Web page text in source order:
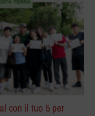
con il tuo 5 per